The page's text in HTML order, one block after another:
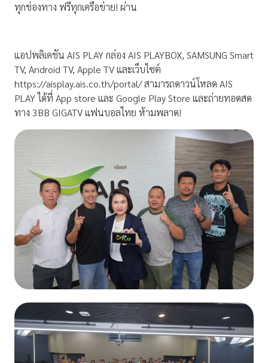
ทุกช่องทาง ฟรีทุกเครือข่าย! ผ่าน
แอปพลิเคชัน AIS PLAY กล่อง AIS PLAYBOX, SAMSUNG Smart
TV, Android TV, Apple TV และเว็บไซต์
https://aisplay.ais.co.th/portal/ สามารถดาวน์โหลด AIS
PLAY ได้ที่ App store และ Google Play Store และถ่ายทอดสด
ทาง 3BB GIGATV แฟนบอลไทย ห้ามพลาด!